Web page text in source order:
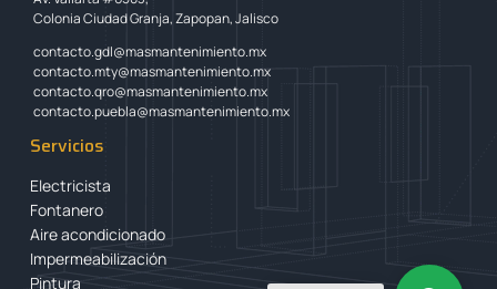
Colonia Ciudad Granja, Zapopan, Jalisco
contacto.gdl@masmantenimiento.mx
contacto.mty@masmantenimiento.mx
contacto.qro@masmantenimiento.mx
contacto.puebla@masmantenimiento.mx
Servicios
Electricista
Fontanero
Aire acondicionado
Impermeabilización
Pintura